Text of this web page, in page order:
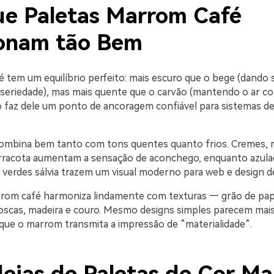
Paletas Marrom Café
tão Bem
tem um equilíbrio perfeito: mais escuro que o bege (dando
mas mais quente que o carvão (mantendo o ar
faz dele um ponto de ancoragem confiável para sistemas
bem tanto com tons quentes quanto frios. Cremes,
aumentam a sensação de aconchego, enquanto
sálvia trazem um visual moderno para web e design
café harmoniza lindamente com texturas — grão de
madeira e couro. Mesmo designs simples parecem
o marrom transmita a impressão de “materialidade”.